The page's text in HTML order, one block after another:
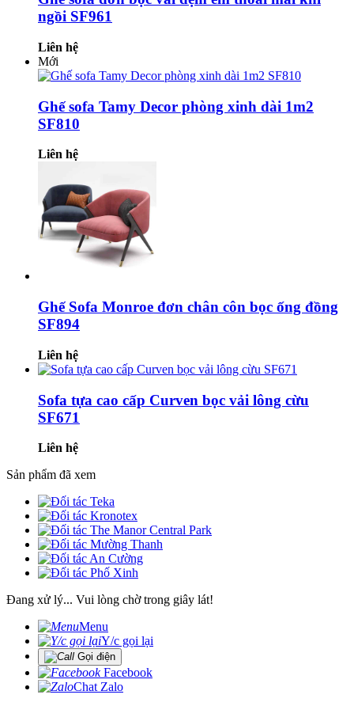
ngồi SF961
Liên hệ
Mới
Ghế sofa Tamy Decor phòng xinh dài 1m2
SF810
Liên hệ
Ghế Sofa Monroe đơn chân côn bọc ống đồng
SF894
Liên hệ
Sofa tựa cao cấp Curven bọc vải lông cừu
SF671
Liên hệ
Sản phẩm đã xem
Đang xử lý... Vui lòng chờ trong giây lát!
Menu
Y/c gọi lại
Gọi điện
Facebook
Chat Zalo